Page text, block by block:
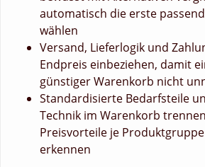
automatisch die erste
wählen
Versand, Lieferlogik und
Endpreis einbeziehen, damit
günstiger Warenkorb nicht
Standardisierte Bedarfsteile
Technik im Warenkorb
Preisvorteile je
erkennen